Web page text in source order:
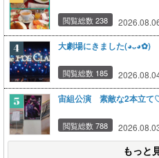
閲覧総数 238
大劇場にきました(⁠◕⁠ᴗ⁠◕⁠✿⁠)
閲覧総数 185
宙組公演 素敵な2本立
閲覧総数 788
もっと